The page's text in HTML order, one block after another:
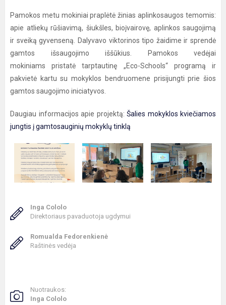
Pamokos metu mokiniai praplėtė žinias aplinkosaugos temomis:
apie atliekų rūšiavimą, šiukšles, bioįvairovę, aplinkos saugojimą
ir sveiką gyvenseną. Dalyvavo viktorinos tipo žaidime ir sprendė
gamtos išsaugojimo iššūkius. Pamokos vedėjai
mokiniams pristatė tarptautinę „Eco-Schools“ programą ir
pakvietė kartu su mokyklos bendruomene prisijungti prie šios
gamtos saugojimo iniciatyvos.
Daugiau informacijos apie projektą: Šalies mokyklos kviečiamos
jungtis į gamtosauginių mokyklų tinklą
Inga Cololo
Direktoriaus pavaduotoja ugdymui
Romualda Fedorenkienė
Raštinės vedėja
Nuotraukos:
Inga Cololo